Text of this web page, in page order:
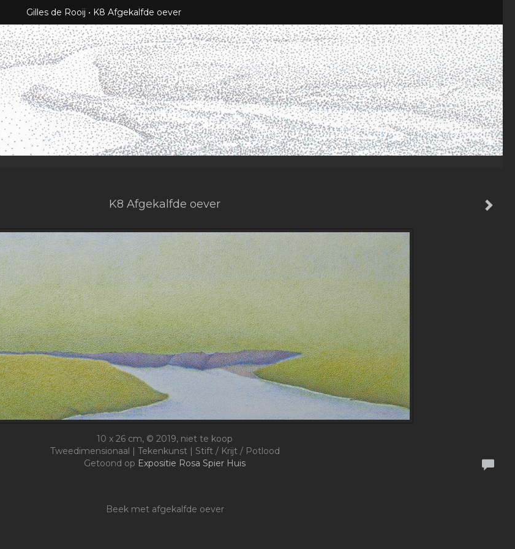
Gilles de Rooij K8 Afgekalfde oever
K8 Afgekalfde oever
10 x 26 cm, © 2019, niet te koop
Tweedimensionaal | Tekenkunst | Stift / Krijt / Potlood
Getoond op Expositie Rosa Spier Huis
Beek met afgekalfde oever